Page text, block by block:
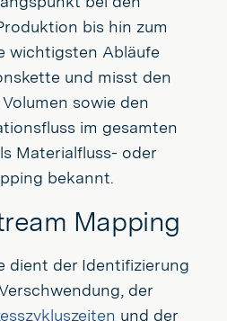
bis hin zum
wichtigsten Abläufe
und misst den
sowie den
im gesamten
Materialfluss- oder
bekannt.
Mapping
dient der Identifizierung
der
und der